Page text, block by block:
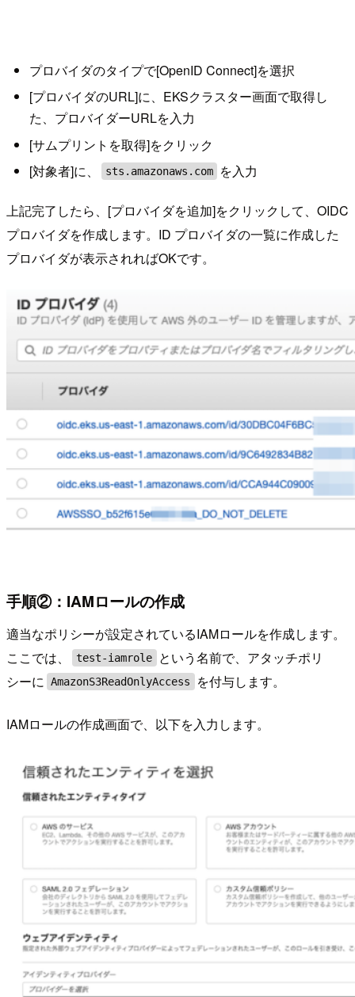
プロバイダのタイプで[OpenID Connect]を選択
[プロバイダのURL]に、EKSクラスター画面で取得し
た、プロバイダーURLを入力
[サムプリントを取得]をクリック
[対象者]に、
sts.amazonaws.com を入力
上記完了したら、[プロバイダを追加]をクリックして、OIDC
プロバイダを作成します。ID プロバイダの一覧に作成した
プロバイダが表示されればOKです。
手順②：IAMロールの作成
適当なポリシーが設定されているIAMロールを作成します。
ここでは、
test-iamrole
という名前で、アタッチポリ
シーに AmazonS3ReadOnlyAccess を付与します。
IAMロールの作成画面で、以下を入力します。